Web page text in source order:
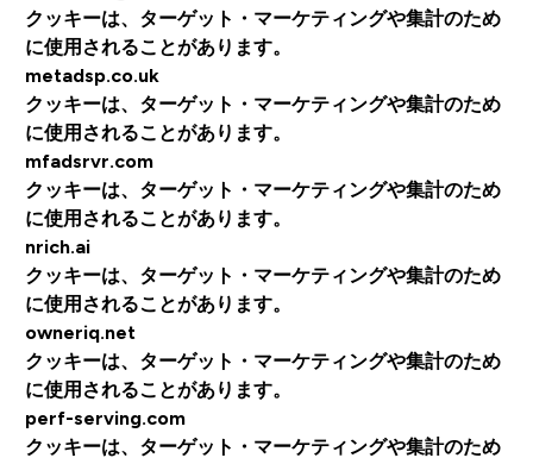
クッキーは、ターゲット・マーケティングや集計のため
に使用されることがあります。
metadsp.co.uk
クッキーは、ターゲット・マーケティングや集計のため
に使用されることがあります。
mfadsrvr.com
クッキーは、ターゲット・マーケティングや集計のため
に使用されることがあります。
nrich.ai
クッキーは、ターゲット・マーケティングや集計のため
に使用されることがあります。
owneriq.net
クッキーは、ターゲット・マーケティングや集計のため
に使用されることがあります。
perf-serving.com
クッキーは、ターゲット・マーケティングや集計のため